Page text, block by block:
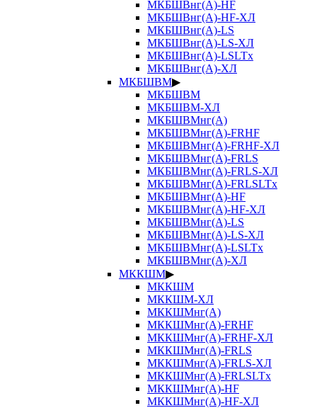
МКБШВнг(А)-HF
МКБШВнг(А)-HF-ХЛ
МКБШВнг(А)-LS
МКБШВнг(А)-LS-ХЛ
МКБШВнг(А)-LSLTx
МКБШВнг(А)-ХЛ
МКБШВМ▶
МКБШВМ
МКБШВМ-ХЛ
МКБШВМнг(А)
МКБШВМнг(А)-FRHF
МКБШВМнг(А)-FRHF-ХЛ
МКБШВМнг(А)-FRLS
МКБШВМнг(А)-FRLS-ХЛ
МКБШВМнг(А)-FRLSLTx
МКБШВМнг(А)-HF
МКБШВМнг(А)-HF-ХЛ
МКБШВМнг(А)-LS
МКБШВМнг(А)-LS-ХЛ
МКБШВМнг(А)-LSLTx
МКБШВМнг(А)-ХЛ
МККШМ▶
МККШМ
МККШМ-ХЛ
МККШМнг(А)
МККШМнг(А)-FRHF
МККШМнг(А)-FRHF-ХЛ
МККШМнг(А)-FRLS
МККШМнг(А)-FRLS-ХЛ
МККШМнг(А)-FRLSLTx
МККШМнг(А)-HF
МККШМнг(А)-HF-ХЛ